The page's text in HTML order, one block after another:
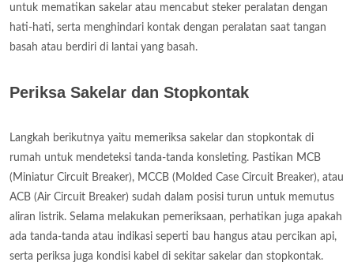
untuk mematikan sakelar atau mencabut steker peralatan dengan
hati-hati, serta menghindari kontak dengan peralatan saat tangan
basah atau berdiri di lantai yang basah.
Periksa Sakelar dan Stopkontak
Langkah berikutnya yaitu memeriksa sakelar dan stopkontak di
rumah untuk mendeteksi tanda-tanda konsleting. Pastikan MCB
(Miniatur Circuit Breaker), MCCB (Molded Case Circuit Breaker), atau
ACB (Air Circuit Breaker) sudah dalam posisi turun untuk memutus
aliran listrik. Selama melakukan pemeriksaan, perhatikan juga apakah
ada tanda-tanda atau indikasi seperti bau hangus atau percikan api,
serta periksa juga kondisi kabel di sekitar sakelar dan stopkontak.